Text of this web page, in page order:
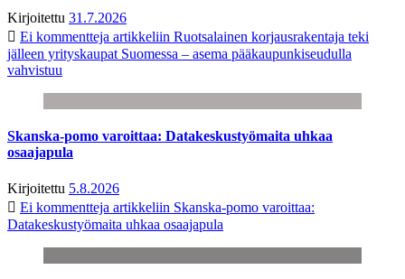
Kirjoitettu 31.7.2026
Ei kommentteja artikkeliin Ruotsalainen korjausrakentaja teki
jälleen yrityskaupat Suomessa – asema pääkaupunkiseudulla
vahvistuu
Skanska-pomo varoittaa: Datakeskustyömaita uhkaa
osaajapula
Kirjoitettu 5.8.2026
Ei kommentteja artikkeliin Skanska-pomo varoittaa:
Datakeskustyömaita uhkaa osaajapula